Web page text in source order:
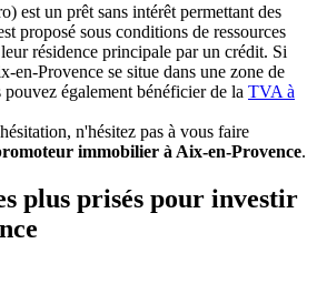
est un prêt sans intérêt permettant des
proposé sous conditions de ressources
résidence principale par un crédit. Si
en-Provence se situe dans une zone de
également bénéficier de la TVA à
n'hésitez pas à vous faire
immobilier à Aix-en-Provence.
plus prisés pour investir